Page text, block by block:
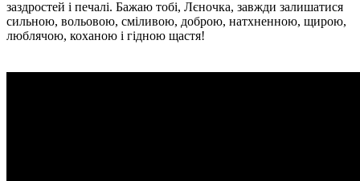
заздростей і печалі. Бажаю тобі, Лєночка, завжди залишатися
сильною, вольовою, сміливою, доброю, натхненною, щирою,
люблячою, коханою і гідною щастя!